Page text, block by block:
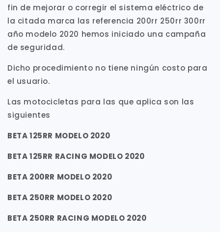
fin de mejorar o corregir el sistema eléctrico de
la citada marca las referencia 200rr 250rr 300rr
año modelo 2020 hemos iniciado una campaña
de seguridad.
Dicho procedimiento no tiene ningún costo para
el usuario.
Las motocicletas para las que aplica son las
siguientes
BETA 125RR MODELO 2020
BETA 125RR RACING MODELO 2020
BETA 200RR MODELO 2020
BETA 250RR MODELO 2020
BETA 250RR RACING MODELO 2020